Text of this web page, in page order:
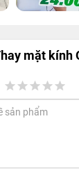
mặt kính